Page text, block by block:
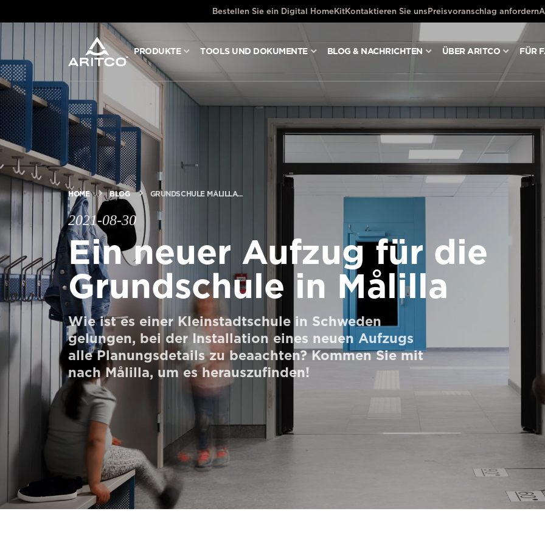
Bestellen Sie ein Digital HomeKitKontaktieren Sie uns Preisvoranschlag anfordern
PRODUKTE TOOLS UND DOKUMENTE BLOG & NACHRICHTEN ÜBER ARITCO FÜR
PRODUKTE
TOOLS UND DOKUMENTE
BLOG & NACHRICHTEN
ÜBER ARITCO
FÜR FACHLEUTE
Bestellen Sie ein Digital HomeKit
Kontaktieren Sie uns
Preisvoranschlag anfordern
Anmeldung zum Newsletter
FAQ
Kontaktieren Sie uns
HOME BLOG GRUNDSCHULE MÅLILLA...
2021-08-30
Ein neuer Aufzug für die
Grundschule in Målilla
Wie ist es einer Kleinstadtschule in Schweden
gelungen, bei der Installation eines neuen Aufzugs
alle Planungsdetails zu beaachten? Kommen Sie mit
nach Målilla, um es herauszufinden!